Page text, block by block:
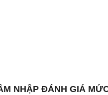
NHẬP ĐÁNH GIÁ